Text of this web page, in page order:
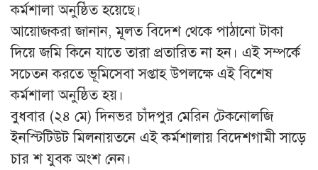
কর্মশালা অনুষ্ঠিত হয়েছে।
আয়োজকরা জানান, মূলত বিদেশ থেকে পাঠানো টাকা
দিয়ে জমি কিনে যাতে তারা প্রতারিত না হন। এই সম্পর্কে
সচেতন করতে ভূমিসেবা সপ্তাহ উপলক্ষে এই বিশেষ
কর্মশালা অনুষ্ঠিত হয়।
বুধবার (২৪ মে) দিনভর চাঁদপুর মেরিন টেকনোলজি
ইনস্টিটিউট মিলনায়তনে এই কর্মশালায় বিদেশগামী সাড়ে
চার শ যুবক অংশ নেন।